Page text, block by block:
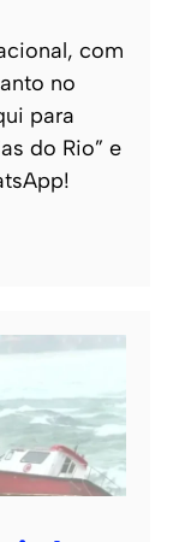
com
no
para
do Rio” e